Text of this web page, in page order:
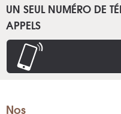
UN SEUL NUMÉRO DE
APPELS
Nos